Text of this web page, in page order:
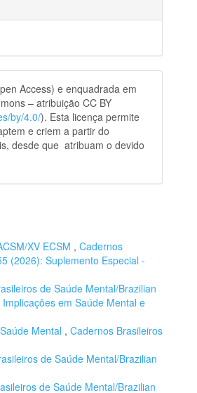
Access) e enquadrada em
– atribuição CC BY
by/4.0/). Esta licença permite
e criem a partir do
desde que atribuam o devido
XV ECSM , Cadernos
(2026): Suplemento Especial -
de Saúde Mental/Brazilian
em Saúde Mental e
Mental , Cadernos Brasileiros
de Saúde Mental/Brazilian
de Saúde Mental/Brazilian